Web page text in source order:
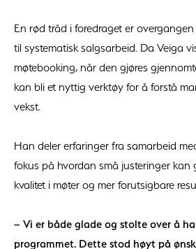
En rød tråd i foredraget er
til systematisk salgsarbeid. Da Veiga
møtebooking, når den gjøres
kan bli et nyttig verktøy for å forstå
vekst.
Han deler erfaringer fra samarbeid
fokus på hvordan små justeringer kan
kvalitet i møter og mer forutsigbare
– Vi er både glade og stolte over å
programmet. Dette stod høyt på